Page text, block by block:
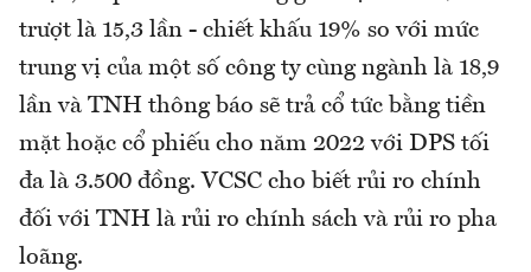
trượt là 15,3 lần - chiết khấu 19% so với mức
trung vị của một số công ty cùng ngành là 18,9
lần và TNH thông báo sẽ trả cổ tức bằng tiền
mặt hoặc cổ phiếu cho năm 2022 với DPS tối
đa là 3.500 đồng. VCSC cho biết rủi ro chính
đối với TNH là rủi ro chính sách và rủi ro pha
loãng.